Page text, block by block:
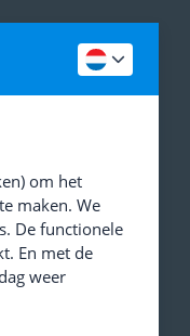
(28)
prijs
54,95
om het
maken. We
De functionele
En met de
weer